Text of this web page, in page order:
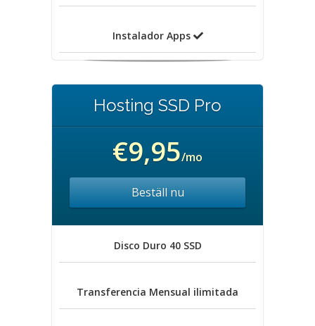
Instalador Apps
Hosting SSD Pro
€9,95/mo
Beställ nu
Disco Duro 40 SSD
Transferencia Mensual ilimitada